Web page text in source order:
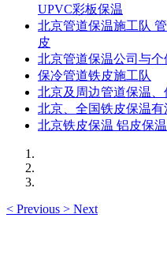
UPVC彩板保温
北京管道保温施工队
皮
北京管道保温公司与个
保冷管道铁皮施工队
北京及周边管道保温、
北京、全国铁皮保温
北京铁皮保温 铝皮保
< Previous > Next